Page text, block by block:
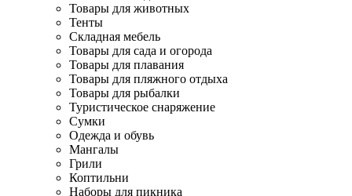
Товары для животных
Тенты
Складная мебель
Товары для сада и огорода
Товары для плавания
Товары для пляжного отдыха
Товары для рыбалки
Туристическое снаряжение
Сумки
Одежда и обувь
Мангалы
Грили
Коптильни
Наборы для пикника